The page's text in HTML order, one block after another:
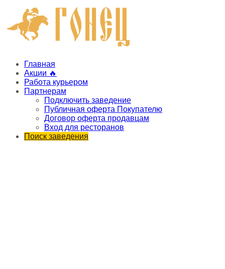
Главная
Акции 🔥
Работа курьером
Партнерам
Подключить заведение
Публичная оферта Покупателю
Договор оферта продавцам
Вход для ресторанов
Поиск заведения